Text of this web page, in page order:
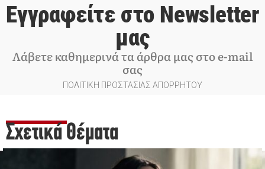
Εγγραφείτε στο Newsletter
μας
Λάβετε καθημερινά τα άρθρα μας στο e-mail
σας
ΠΟΛΙΤΙΚΗ ΠΡΟΣΤΑΣΙΑΣ ΑΠΟΡΡΗΤΟΥ
Σχετικά Θέματα